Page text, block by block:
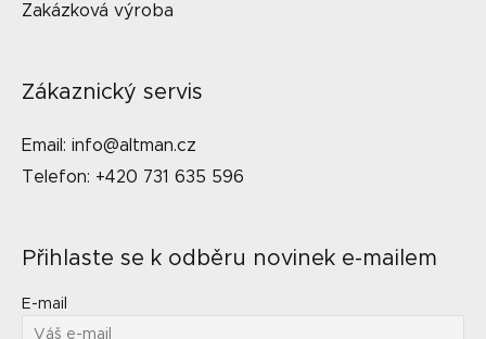
Zakázková výroba
Zákaznický servis
Email: info@altman.cz
Telefon: +420 731 635 596
Přihlaste se k odběru novinek e-mailem
E-mail